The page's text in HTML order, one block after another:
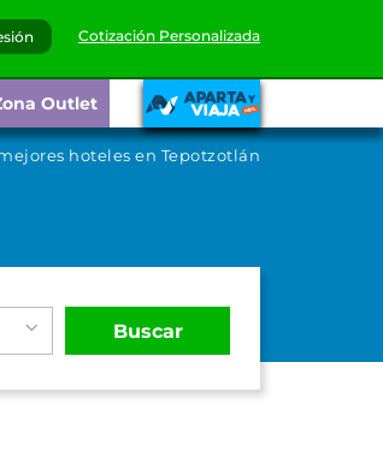
Cotización Personalizada
Outlet
hoteles en Tepotzotlán
Buscar